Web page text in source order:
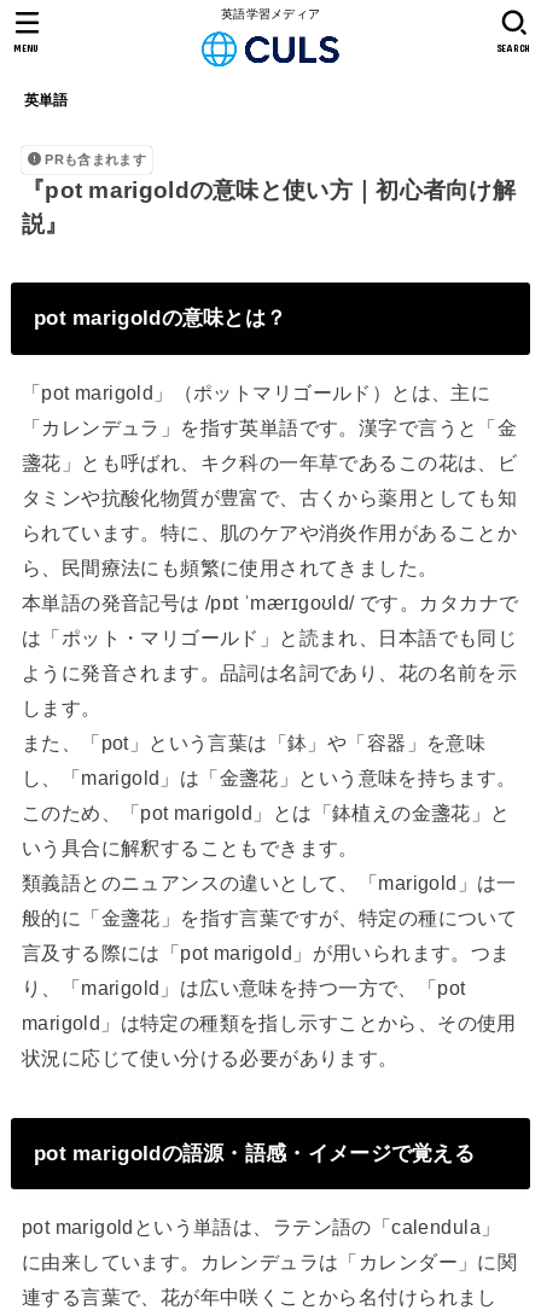
英語学習メディア
英単語
SEARCH
MENU
PRも含まれます
『pot marigoldの意味と使い方｜初心者向け解
説』
pot marigoldの意味とは？
「pot marigold」（ポットマリゴールド）とは、主に
「カレンデュラ」を指す英単語です。漢字で言うと「金
盞花」とも呼ばれ、キク科の一年草であるこの花は、ビ
タミンや抗酸化物質が豊富で、古くから薬用としても知
られています。特に、肌のケアや消炎作用があることか
ら、民間療法にも頻繁に使用されてきました。
本単語の発音記号は /pɒt ˈmærɪɡoʊld/ です。カタカナで
は「ポット・マリゴールド」と読まれ、日本語でも同じ
ように発音されます。品詞は名詞であり、花の名前を示
します。
また、「pot」という言葉は「鉢」や「容器」を意味
し、「marigold」は「金盞花」という意味を持ちます。
このため、「pot marigold」とは「鉢植えの金盞花」と
いう具合に解釈することもできます。
類義語とのニュアンスの違いとして、「marigold」は一
般的に「金盞花」を指す言葉ですが、特定の種について
言及する際には「pot marigold」が用いられます。つま
り、「marigold」は広い意味を持つ一方で、「pot
marigold」は特定の種類を指し示すことから、その使用
状況に応じて使い分ける必要があります。
pot marigoldの語源・語感・イメージで覚える
pot marigoldという単語は、ラテン語の「calendula」
に由来しています。カレンデュラは「カレンダー」に関
連する言葉で、花が年中咲くことから名付けられまし